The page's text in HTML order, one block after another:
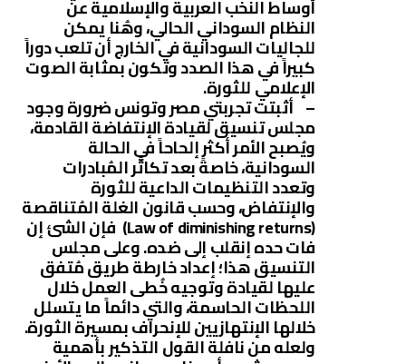
أوساط النخب العربية والإسلامية عن
النظام السوداني الحالي، وهُنا يمكن
للجاليات السودانية في الخارج أن تلعب دوراً
كبيراً في هذا الصدد وتكون بمثابة الصوت
الإعلامي للثورة.
– أثبتت تجربتي مصر وتونس ضرورة وجود
مجلس تنسيق لقيادة الإنتفاضة القادمة،
ويُصبح الأمر أكثر إلحاحاً في الحالة
السودانية، خاصةً بعد تكاثُر المُبادرات
وتعدد التنظيمات الداعية للثورة
والإنتفاض، وحسب قانون الغلة المُتناقصة
(Law of diminishing returns) فإن الشئ إن
فات حده إنقلب إلى ضده. وعلى مجلس
التنسيق هذا؛ إعداد خارطة طريق مُتفق
عليها لقيادة وتوجيه خُطى العمل خلال
اللحظات الحاسمة، والتي دائماً ما يتسلل
خلالها الإنتهازيين للإنحراف بمسيرة الثورة.
ولعله من نافلة القول التذكير بأهمية